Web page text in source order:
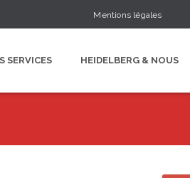
Mentions légales
SERVICES HEIDELBERG & NOUS